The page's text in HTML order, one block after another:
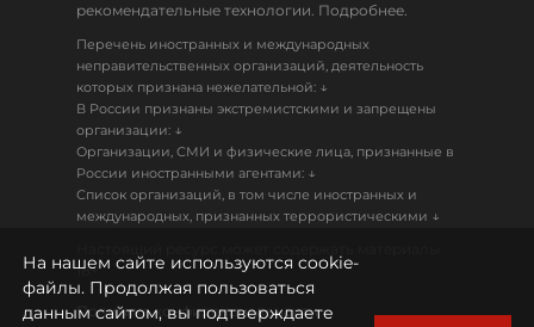
рекомендательные технологии. Подробнее.
Перечень иностранных и международных
неправительственных организаций, деятельность
которых признана нежелательной: ↓
В России признаны экстремистскими и запрещены
организации: ↓
Организации, СМИ и физические лица, признанные в
России иностранными агентами: ↓
Список организаций, в том числе иностранных и
международных, признанных террористическими ↓
18+
Политика конфиденциальности
На нашем сайте используются cookie-
файлы. Продолжая пользоваться
данным сайтом, вы подтверждаете